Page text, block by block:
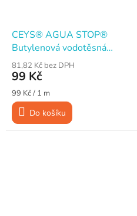
CEYS® AGUA STOP®
Butylenová vodotěsná
páska, 15 mm x 1 m
81,82 Kč bez DPH
99 Kč
Měrná
cena:
99 Kč / 1 m
Do košíku